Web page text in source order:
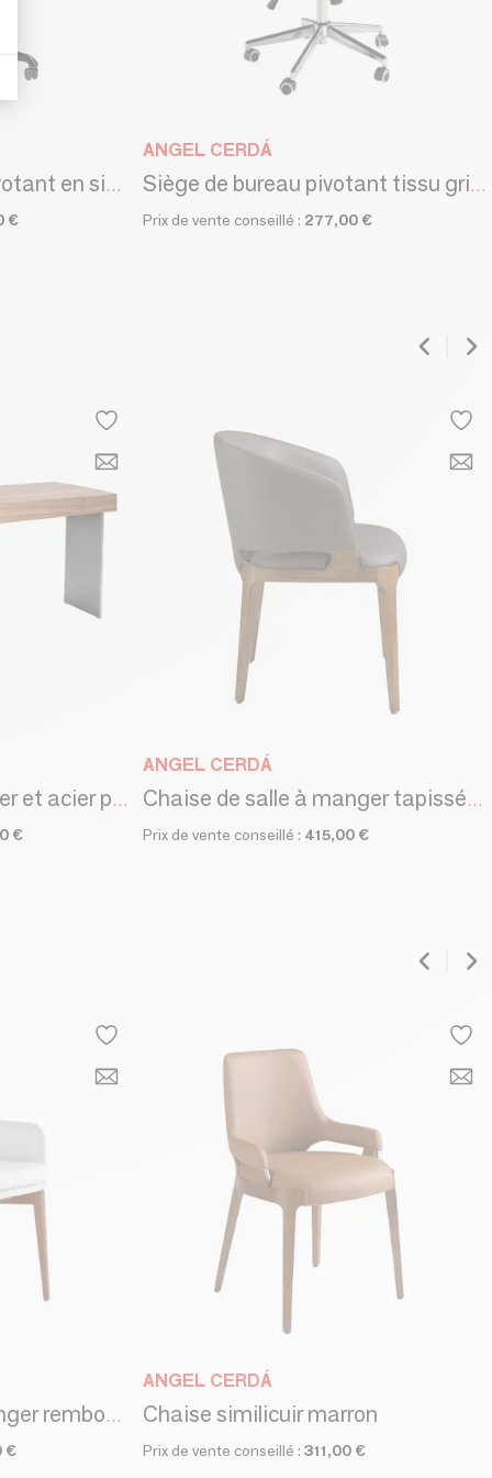
Fauteuil de bureau pivotant en similicuir marron
€
ANGEL CERDÁ
Siège de bureau pivotant tissu gris clair et pvc blanc brillant
Prix de vente conseillé : 277,00 €
Bureau en bois de noyer et acier poli
€
ANGEL CERDÁ
Chaise de salle à manger tapissée en similicuir et cadre en frêne couleur noyer
Prix de vente conseillé : 415,00 €
Chaise de table à manger rembourrée en simili cuir
€
ANGEL CERDÁ
Chaise similicuir marron
Prix de vente conseillé : 311,00 €